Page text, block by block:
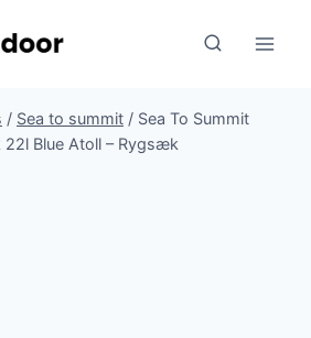
/ Sea to summit / Sea To Summit
Blue Atoll – Rygsæk